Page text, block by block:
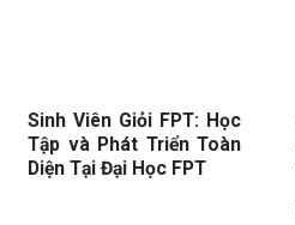
Sinh Viên Giỏi FPT: Học
Tập và Phát Triển Toàn
Diện Tại Đại Học FPT